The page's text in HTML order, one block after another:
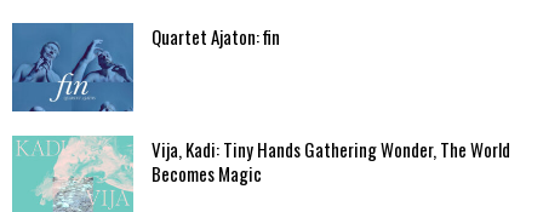
Quartet Ajaton: fin
Vija, Kadi: Tiny Hands Gathering Wonder, The World
Becomes Magic